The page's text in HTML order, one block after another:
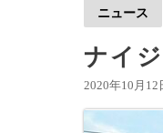
ニュース
ナイ
2020年10月12